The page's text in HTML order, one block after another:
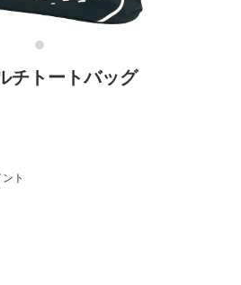
チトートバッグ
ト